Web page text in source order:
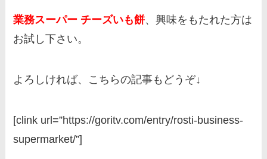
業務スーパー チーズいも餅、興味をもたれた方は
お試し下さい。
よろしければ、こちらの記事もどうぞ↓
[clink url=”https://goritv.com/entry/rosti-business-
supermarket/”]